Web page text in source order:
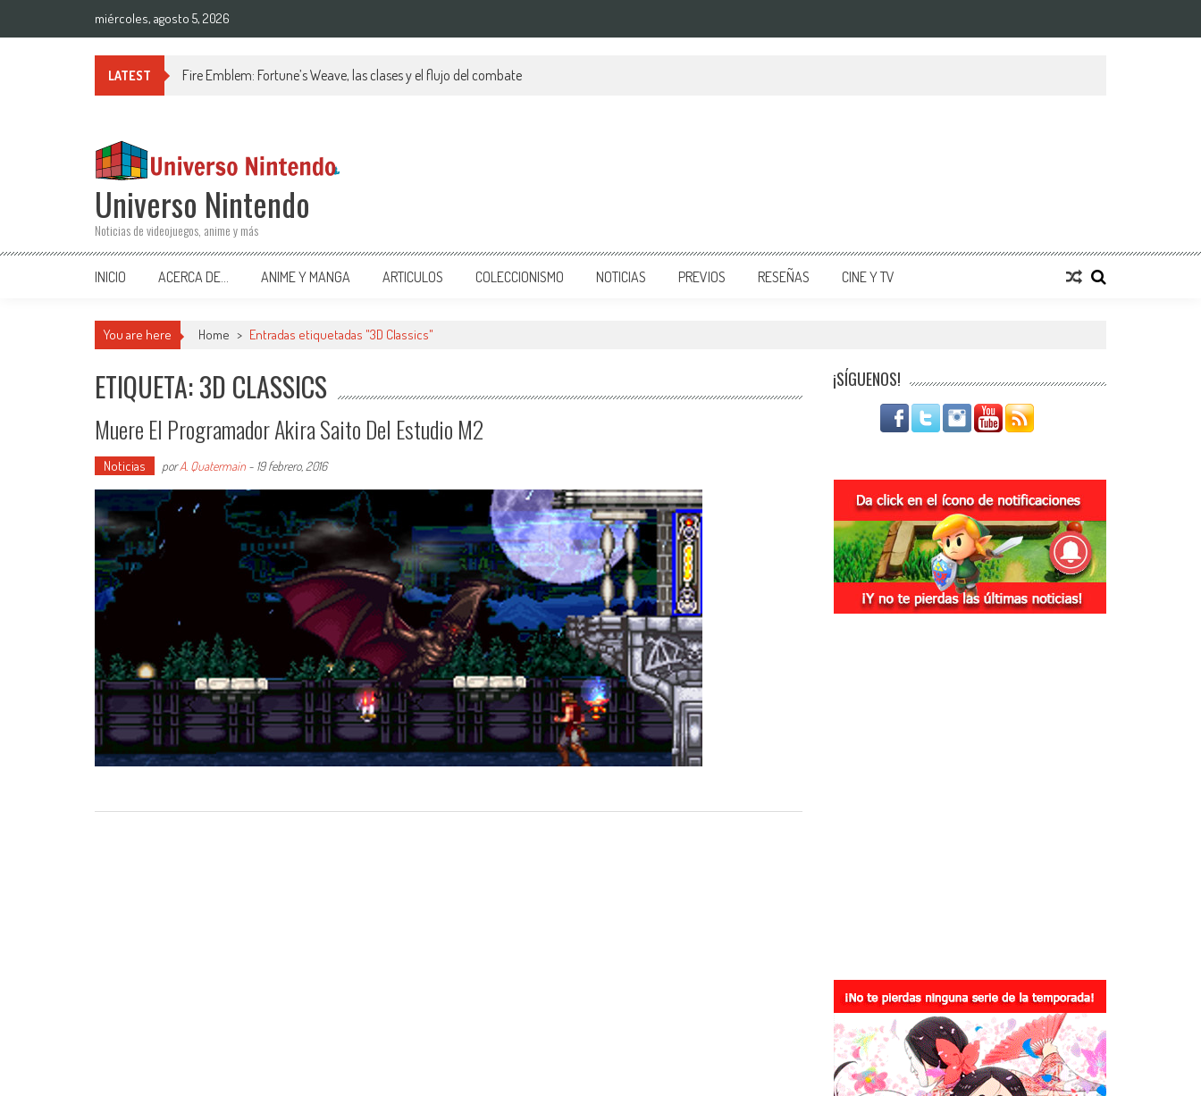
miércoles, agosto 5, 2026
LATEST Fire Emblem: Fortune’s Weave, las clases y el flujo del combate
Universo Nintendo
Noticias de videojuegos, anime y más
INICIO ACERCA DE… ANIME Y MANGA ARTICULOS COLECCIONISMO NOTICIAS PREVIOS RESEÑAS CINE Y TV
You are here Home > Entradas etiquetadas "3D Classics"
ETIQUETA: 3D CLASSICS
Muere El Programador Akira Saito Del Estudio M2
Noticias porA. Quatermain - 19 febrero, 2016
¡SÍGUENOS!